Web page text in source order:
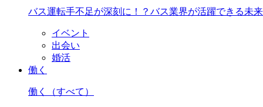
バス運転手不足が深刻に！？バス業界が活躍できる未
イベント
出会い
婚活
働く
働く （すべて）